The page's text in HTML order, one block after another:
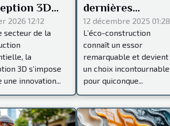
3D
t-elle
de
?
2026 12:12
secteur de la
la
3D s’impose
innovation...
dernières
innovations en
éco-construction
peuvent
transformer
votre habitat ?
12 décembre 2025 01:28
L’éco-construction
connaît un essor
remarquable et devient
un choix incontournable
pour quiconque...